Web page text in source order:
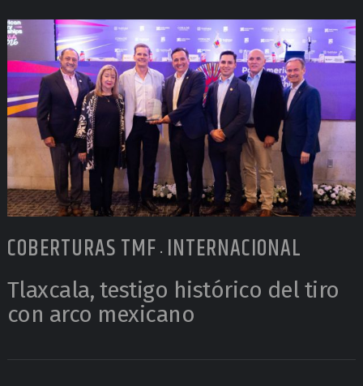
COBERTURAS TMF • INTERNACIONAL
Tlaxcala, testigo histórico del tiro
con arco mexicano